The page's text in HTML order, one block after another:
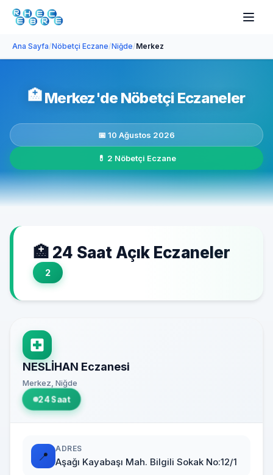
Ana Sayfa/Nöbetçi Eczane/Niğde/Merkez
🏥Merkez'de Nöbetçi Eczaneler
📅 10 Ağustos 2026
💊 2 Nöbetçi Eczane
🏥 24 Saat Açık Eczaneler
2
NESLİHAN Eczanesi
Merkez, Niğde
24 Saat
📍
ADRES
Aşağı Kayabaşı Mah. Bilgili Sokak No:12/1